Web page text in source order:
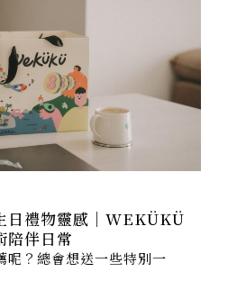
日禮物靈感｜WEKÜKÜ
陪伴日常
呢？總會想送一些特別一